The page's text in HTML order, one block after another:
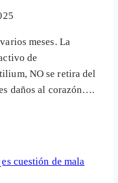
meses. La
de
NO se retira del
daños al corazón….